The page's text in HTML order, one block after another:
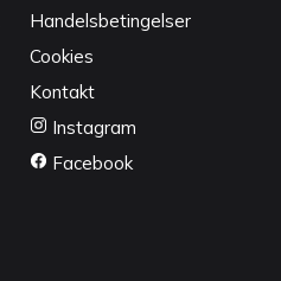
Handelsbetingelser
Cookies
Kontakt
Instagram
Facebook